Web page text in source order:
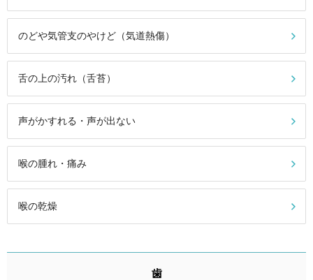
のどや気管支のやけど（気道熱傷）
舌の上の汚れ（舌苔）
声がかすれる・声が出ない
喉の腫れ・痛み
喉の乾燥
歯